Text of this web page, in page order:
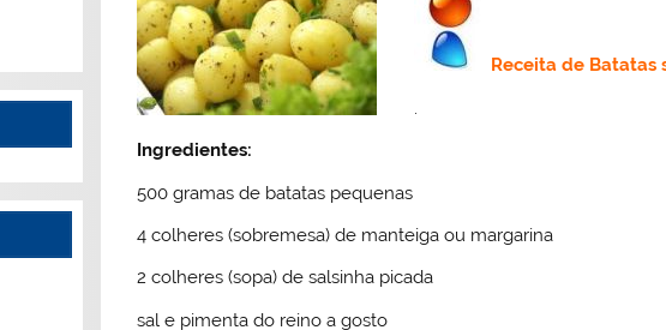
Receita de Batatas
.
Ingredientes:
500 gramas de batatas pequenas
4 colheres (sobremesa) de manteiga ou margarina
2 colheres (sopa) de salsinha picada
sal e pimenta do reino a gosto